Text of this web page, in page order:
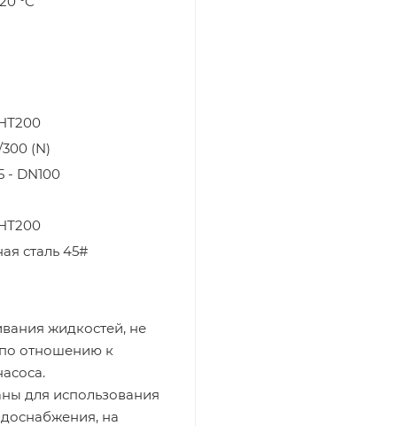
(N)
- DN100
сталь 45#
жидкостей, не
отношению к
для использования
на